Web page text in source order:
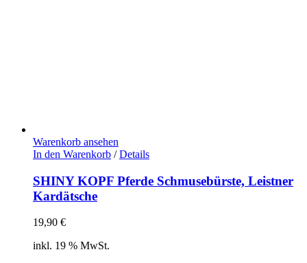
Warenkorb ansehen
In den Warenkorb / Details
SHINY KOPF Pferde Schmusebürste, Leistner
Kardätsche
19,90 €
inkl. 19 % MwSt.